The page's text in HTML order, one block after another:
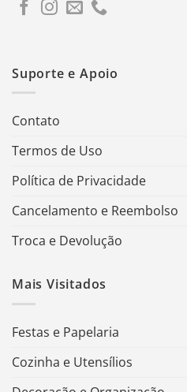
Suporte e Apoio
Contato
Termos de Uso
Política de Privacidade
Cancelamento e Reembolso
Troca e Devolução
Mais Visitados
Festas e Papelaria
Cozinha e Utensílios